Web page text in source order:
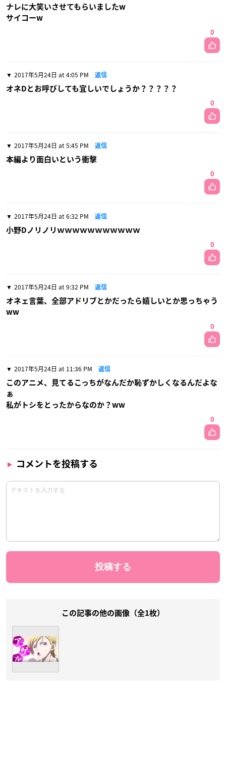
ナレに大笑いさせてもらいましたw
サイコーw
0
2017年5月24日 at 4:05 PM 返信
オネDとお呼びしても宜しいでしょうか？？？？？
0
2017年5月24日 at 5:45 PM 返信
本編より面白いという衝撃
0
2017年5月24日 at 6:32 PM 返信
小野Dノリノリｗｗｗｗｗｗｗｗｗｗｗ
0
2017年5月24日 at 9:32 PM 返信
オネェ言葉、全部アドリブとかだったら嬉しいとか思っちゃう
ww
0
2017年5月24日 at 11:36 PM 返信
このアニメ、見てるこっちがなんだか恥ずかしくなるんだよな
ぁ
私がトシをとったからなのか？ww
0
コメントを投稿する
この記事の他の画像（全1枚）